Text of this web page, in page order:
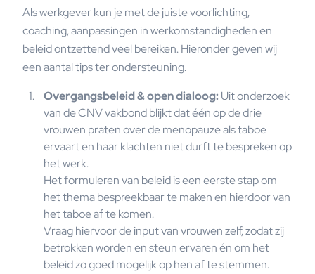
Als werkgever kun je met de juiste voorlichting,
coaching, aanpassingen in werkomstandigheden en
beleid ontzettend veel bereiken. Hieronder geven wij
een aantal tips ter ondersteuning.
Overgangsbeleid & open dialoog: Uit onderzoek
van de CNV vakbond blijkt dat één op de drie
vrouwen praten over de menopauze als taboe
ervaart en haar klachten niet durft te bespreken op
het werk.
Het formuleren van beleid is een eerste stap om
het thema bespreekbaar te maken en hierdoor van
het taboe af te komen.
Vraag hiervoor de input van vrouwen zelf, zodat zij
betrokken worden en steun ervaren én om het
beleid zo goed mogelijk op hen af te stemmen.